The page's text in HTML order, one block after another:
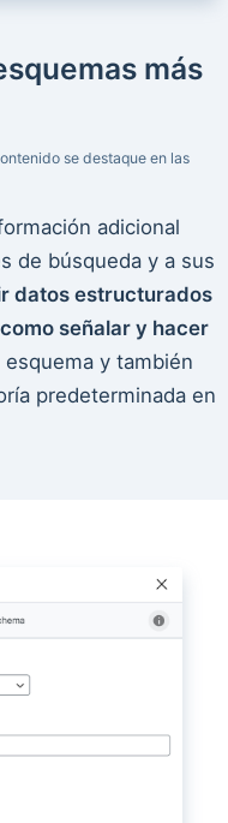
más
se destaque en las
adicional
de búsqueda y a sus
datos estructurados
señalar y hacer
y también
predeterminada en